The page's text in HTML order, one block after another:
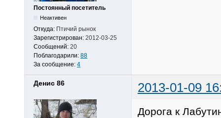
Постоянный посетитель
Неактивен
Откуда: Птичий рынок
Зарегистрирован: 2012-03-25
Сообщений: 20
Поблагодарили: 88
За сообщение: 4
Денис 86 2013-01-09
Дорога к